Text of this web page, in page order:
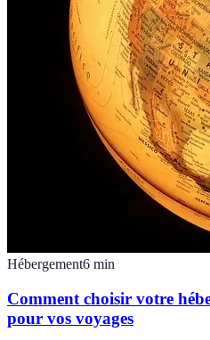
Hébergement6 min
Comment choisir votre
pour vos voyages